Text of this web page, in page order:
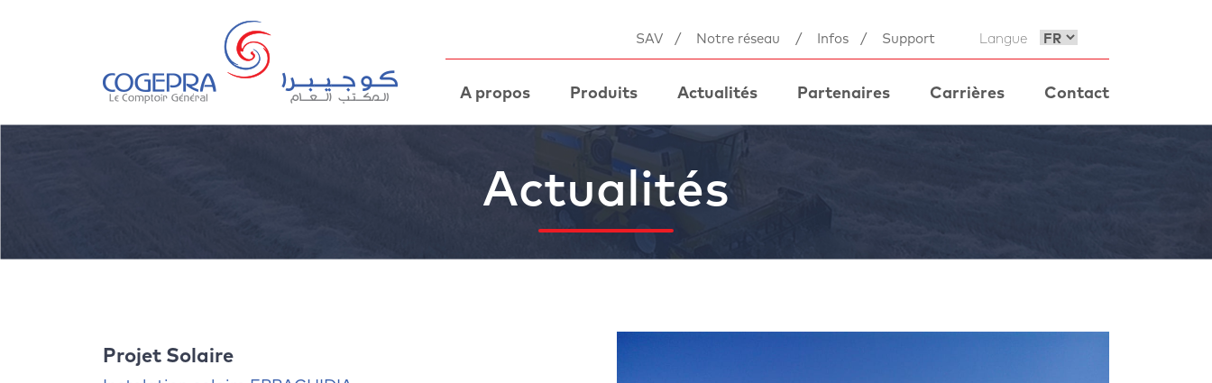
SAV / Notre réseau / Infos / Support Langue
A propos Produits Actualités Partenaires Carrières Contact
Actualités
Projet Solaire